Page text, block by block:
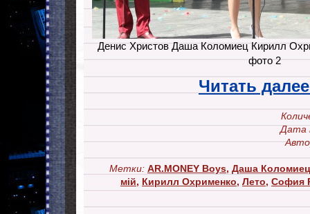
Денис Христов Даша Коломиец Кирилл
фото 2
Читать
Дата
Метки: AR.MONEY Boys, Даша Коломиец
мій, Кирилл Охрименко, Лето, София